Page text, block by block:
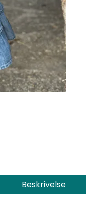
Beskrivelse